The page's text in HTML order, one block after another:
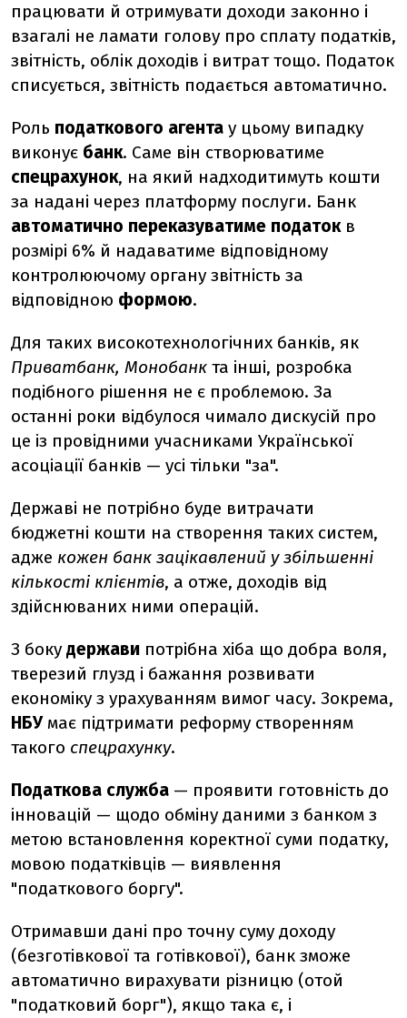
працювати й отримувати доходи законно і
взагалі не ламати голову про сплату податків,
звітність, облік доходів і витрат тощо. Податок
списується, звітність подається автоматично.
Роль податкового агента у цьому випадку
виконує банк. Саме він створюватиме
спецрахунок, на який надходитимуть кошти
за надані через платформу послуги. Банк
автоматично переказуватиме податок в
розмірі 6% й надаватиме відповідному
контролюючому органу звітність за
відповідною формою.
Для таких високотехнологічних банків, як
Приватбанк, Монобанк та інші, розробка
подібного рішення не є проблемою. За
останні роки відбулося чимало дискусій про
це із провідними учасниками Української
асоціації банків — усі тільки "за".
Державі не потрібно буде витрачати
бюджетні кошти на створення таких систем,
адже кожен банк зацікавлений у збільшенні
кількості клієнтів, а отже, доходів від
здійснюваних ними операцій.
З боку держави потрібна хіба що добра воля,
тверезий глузд і бажання розвивати
економіку з урахуванням вимог часу. Зокрема,
НБУмає підтримати реформу створенням
такого спецрахунку.
Податкова служба — проявити готовність до
інновацій — щодо обміну даними з банком з
метою встановлення коректної суми податку,
мовою податківців — виявлення
"податкового боргу".
Отримавши дані про точну суму доходу
(безготівкової та готівкової), банк зможе
автоматично вирахувати різницю (отой
"податковий борг"), якщо така є, і